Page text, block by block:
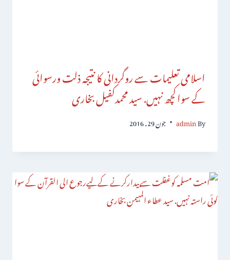
اسلامی تعلیمات سے روگردانی کا نتیجہ ذلت ورسوائی
کے سواکچھ نہیں. سید محمدکفیل بخاری
By
admin جون 29, 2016